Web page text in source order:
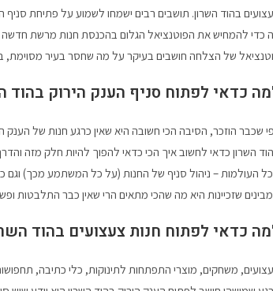
בהוד השרון. תושבים רבים ישמחו לשמוע על פתיחת סניף
כדי להמחיש את הפוטנציאל הגלום בהכנסת חנות מרשת חדשה
של הצלחה חושבים בעיקר על מה שחסר בעיר מסוימת,
כדאי לפתוח סניף הענק הירוק בהוד
שכבר הוזכר, הסיבה הכי חשובה היא שאין כרגע חנות של
השרון כדאי לחשוב איך הכי כדאי להפוך להיות חלק מזה
העולמות – ניהול סניף של החנות (על כל המשתמע מכך)
שזכיינות היא מה שהכי מתאים הרי שאין כבר התלבטות
כדאי לפתוח חנות צעצועים בהוד
משחקים, מוצרי התפתחות לתינוקות, כלי כתיבה,